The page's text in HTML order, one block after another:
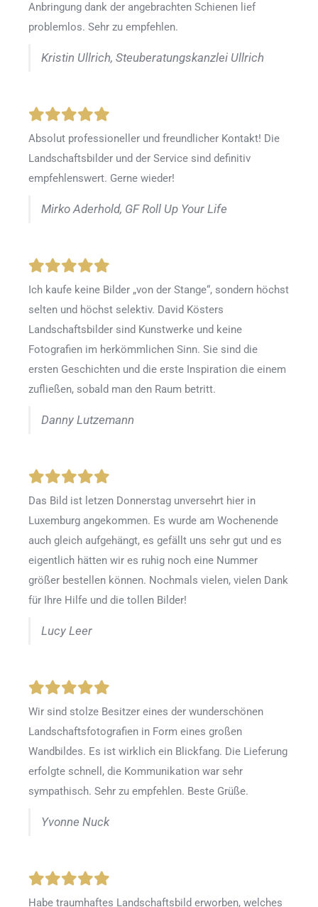
Anbringung dank der angebrachten Schienen lief
problemlos. Sehr zu empfehlen.
Kristin Ullrich, Steuberatungskanzlei Ullrich
Absolut professioneller und freundlicher Kontakt! Die
Landschaftsbilder und der Service sind definitiv
empfehlenswert. Gerne wieder!
Mirko Aderhold, GF Roll Up Your Life
Ich kaufe keine Bilder „von der Stange“, sondern höchst
selten und höchst selektiv. David Kösters
Landschaftsbilder sind Kunstwerke und keine
Fotografien im herkömmlichen Sinn. Sie sind die
ersten Geschichten und die erste Inspiration die einem
zufließen, sobald man den Raum betritt.
Danny Lutzemann
Das Bild ist letzen Donnerstag unversehrt hier in
Luxemburg angekommen. Es wurde am Wochenende
auch gleich aufgehängt, es gefällt uns sehr gut und es
eigentlich hätten wir es ruhig noch eine Nummer
größer bestellen können. Nochmals vielen, vielen Dank
für Ihre Hilfe und die tollen Bilder!
Lucy Leer
Wir sind stolze Besitzer eines der wunderschönen
Landschaftsfotografien in Form eines großen
Wandbildes. Es ist wirklich ein Blickfang. Die Lieferung
erfolgte schnell, die Kommunikation war sehr
sympathisch. Sehr zu empfehlen. Beste Grüße.
Yvonne Nuck
Habe traumhaftes Landschaftsbild erworben, welches